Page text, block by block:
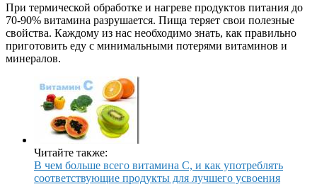
При термической обработке и нагреве продуктов питания до
70-90% витамина разрушается. Пища теряет свои полезные
свойства. Каждому из нас необходимо знать, как правильно
приготовить еду с минимальными потерями витаминов и
минералов.
Читайте также:
В чем больше всего витамина С, и как употреблять
соответствующие продукты для лучшего усвоения